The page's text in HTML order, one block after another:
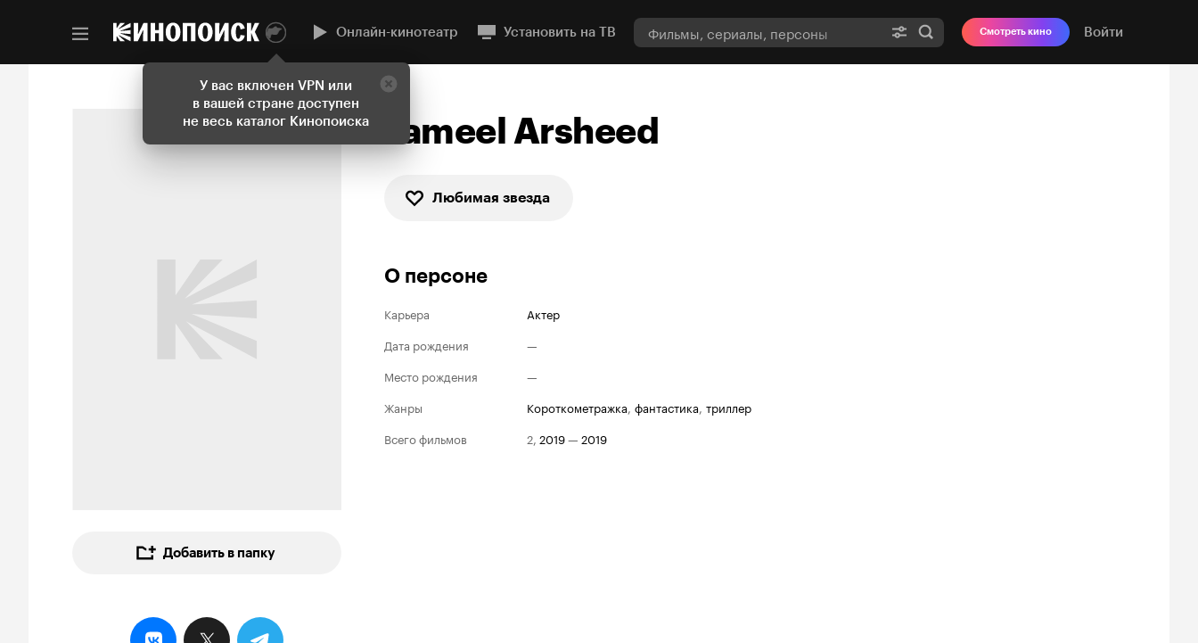
У вас включен VPN или
в вашей стране доступен
не весь каталог Кинопоиска
Онлайн-кинотеатр Установить на ТВ Смотреть кино Войти
Добавить в папку
Jameel Arsheed
Любимая звезда
О персоне
Карьера
Актер
Дата рождения
—
Место рождения
—
Жанры
короткометражка, фантастика, триллер
Всего фильмов
2, 2019— 2019